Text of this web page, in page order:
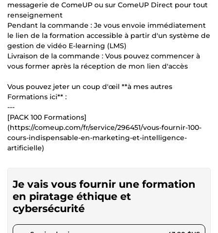
messagerie de ComeUP ou sur ComeUP Direct pour tout
renseignement
Pendant la commande : Je vous envoie immédiatement
le lien de la formation accessible à partir d'un système de
gestion de vidéo E-learning (LMS)
Livraison de la commande : Vous pouvez commencer à
vous former après la réception de mon lien d'accès
Vous pouvez jeter un coup d'œil **à mes autres
Formations ici** :
---
[PACK 100 Formations]
(https://comeup.com/fr/service/296451/vous-fournir-100-
cours-indispensable-en-marketing-et-intelligence-
artificielle)
Je vais vous fournir une formation
en piratage éthique et
cybersécurité